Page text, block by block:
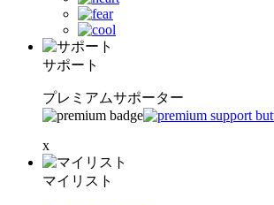
サポート
プレミアムサポーター
x
マイリスト